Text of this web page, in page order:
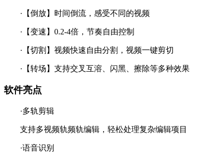
·【倒放】时间倒流，感受不同的视频
·【变速】0.2-4倍，节奏自由控制
·【切割】视频快速自由分割，视频一键剪切
·【转场】支持交叉互溶、闪黑、擦除等多种效果
软件亮点
·多轨剪辑
支持多视频轨频轨编辑，轻松处理复杂编辑项目
·语音识别